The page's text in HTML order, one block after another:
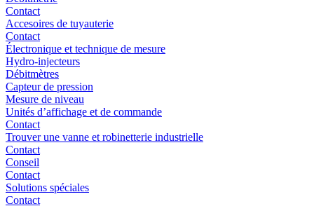
Contact
Accesoires de tuyauterie
Contact
Électronique et technique de mesure
Hydro-injecteurs
Débitmètres
Capteur de pression
Mesure de niveau
Unités d’affichage et de commande
Contact
Trouver une vanne et robinetterie industrielle
Contact
Conseil
Contact
Solutions spéciales
Contact